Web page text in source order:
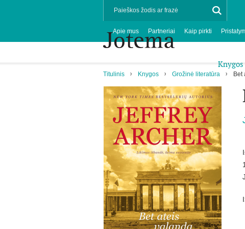
Apie mus Partneriai Kaip pirkti
Knygos
Titulinis Knygos Grožinė literatūra Bet